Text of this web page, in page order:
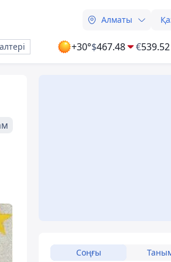
Алматы
+30°$467.48 €539.52
Соңғы